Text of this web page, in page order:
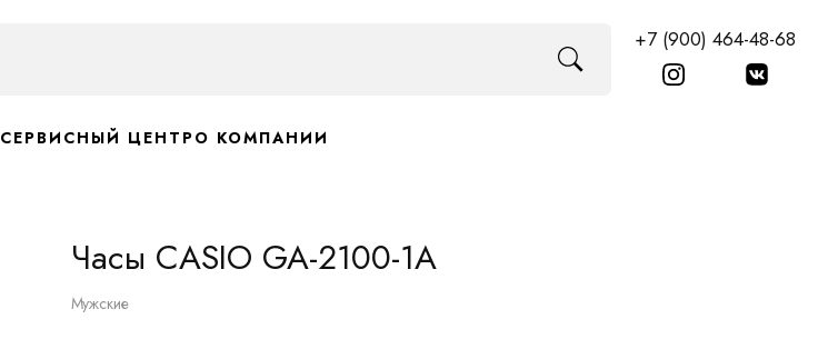
+7 (900) 464-48-68
СЕРВИСНЫЙ ЦЕНТРО КОМПАНИИ
Часы CASIO GA-2100-1A
Мужские